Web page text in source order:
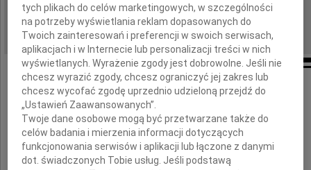
REGION: Gdańsk
DATA EMISJI: 05.10.2012
Jolancie Chmielewskiej
wyrazy głębokiego współczucia
tych plikach do celów marketingowych, w szczególności
na potrzeby wyświetlania reklam dopasowanych do
Twoich zainteresowań i preferencji w swoich serwisach,
aplikacjach i w Internecie lub personalizacji treści w nich
wyświetlanych. Wyrażenie zgody jest dobrowolne. Jeśli nie
chcesz wyrazić zgody, chcesz ograniczyć jej zakres lub
chcesz wycofać zgodę uprzednio udzieloną przejdź do
„Ustawień Zaawansowanych”.
Twoje dane osobowe mogą być przetwarzane także do
celów badania i mierzenia informacji dotyczących
funkcjonowania serwisów i aplikacji lub łączone z danymi
dot. świadczonych Tobie usług. Jeśli podstawą